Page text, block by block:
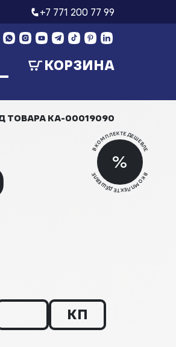
+7 771 200 77 99
КОРЗИНА
%
В КОМПЛЕКТЕ ДЕШЕВЛЕ
В КОМПЛЕКТЕ ДЕШЕВЛЕ
ТОВАРА КА-00019090
КП